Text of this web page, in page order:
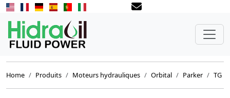
Home Produits Moteurs hydrauliques Orbital Parker TG